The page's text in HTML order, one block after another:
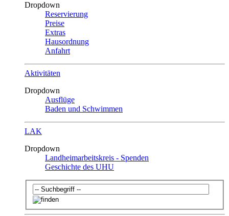
Dropdown
Reservierung
Preise
Extras
Hausordnung
Anfahrt
Aktivitäten
Dropdown
Ausflüge
Baden und Schwimmen
LAK
Dropdown
Landheimarbeitskreis - Spenden
Geschichte des UHU